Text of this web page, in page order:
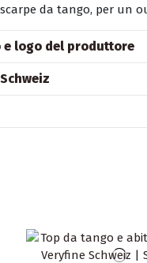
da tango, per un
e logo del produttore